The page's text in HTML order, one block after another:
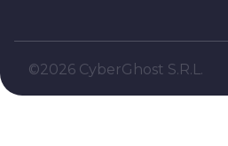
©2026 CyberGhost S.R.L.